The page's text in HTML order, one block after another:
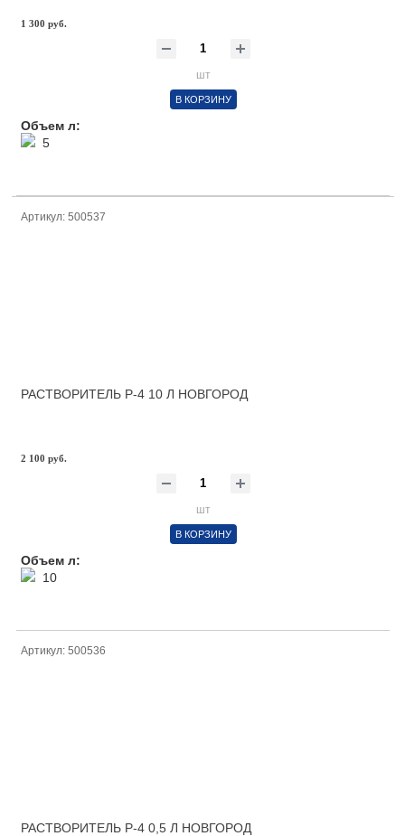
1 300 руб.
шт
В КОРЗИНУ
Объем л:
5
Артикул: 500537
РАСТВОРИТЕЛЬ Р-4 10 Л НОВГОРОД
2 100 руб.
шт
В КОРЗИНУ
Объем л:
10
Артикул: 500536
РАСТВОРИТЕЛЬ Р-4 0,5 Л НОВГОРОД